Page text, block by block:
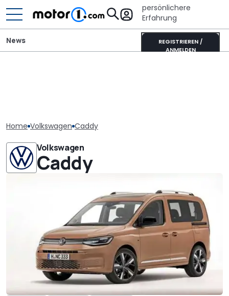
persönlichere
Erfahrung
REGISTRIEREN /
ANMELDEN
News
Home Volkswagen Caddy
Volkswagen
Caddy